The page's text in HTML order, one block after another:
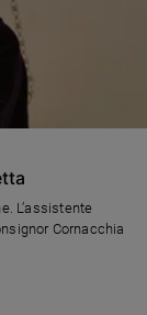
L’assistente
Cornacchia